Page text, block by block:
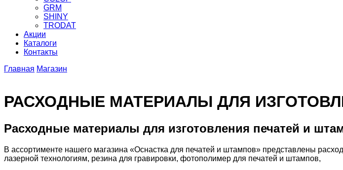
GRM
SHINY
TRODAT
Акции
Каталоги
Контакты
Главная Магазин
РАСХОДНЫЕ МАТЕРИАЛЫ ДЛЯ
Расходные материалы для изготовления печатей и
В ассортименте нашего магазина «Оснастка для печатей и штампов» представлены
лазерной технологиям, резина для гравировки, фотополимер для печатей и штампов,